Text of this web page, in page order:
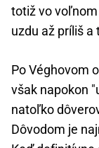
totiž vo voľnom
uzdu až príliš
Po Véghovom
však napokon
natoľko
Dôvodom je